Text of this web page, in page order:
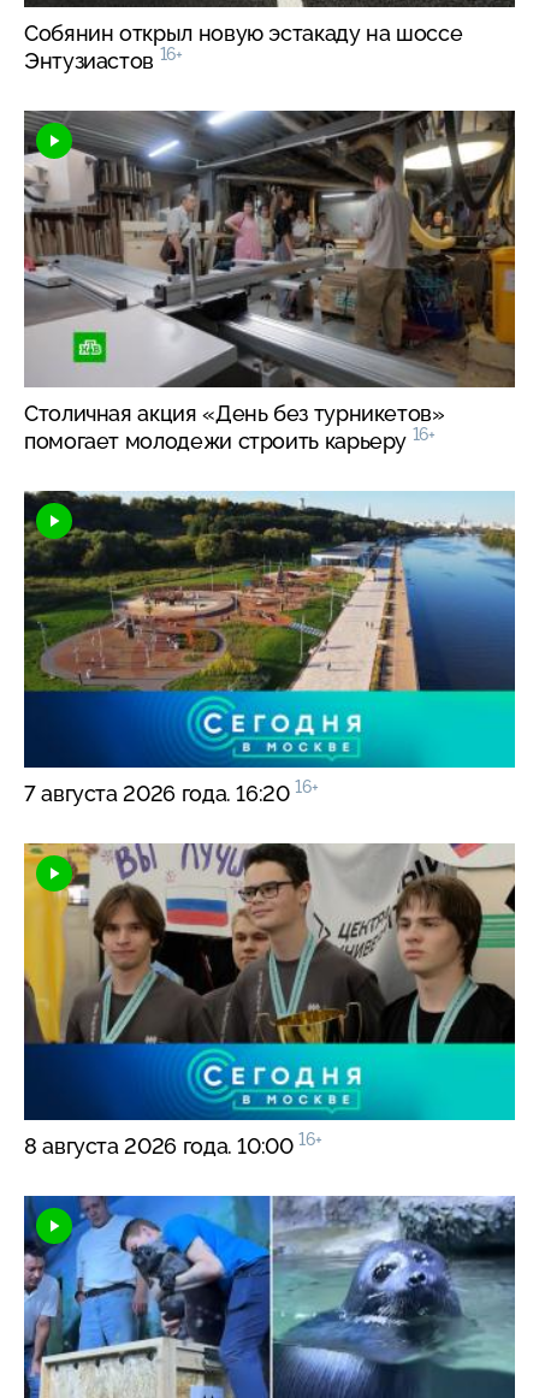
Собянин открыл новую эстакаду на шоссе
Энтузиастов 16+
Столичная акция «День без турникетов»
помогает молодежи строить карьеру 16+
7 августа 2026 года. 16:20 16+
8 августа 2026 года. 10:00 16+